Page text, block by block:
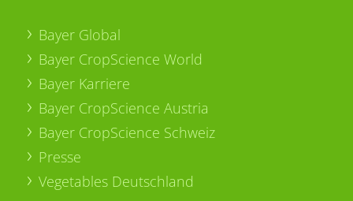
Bayer Global
Bayer CropScience World
Bayer Karriere
Bayer CropScience Austria
Bayer CropScience Schweiz
Presse
Vegetables Deutschland